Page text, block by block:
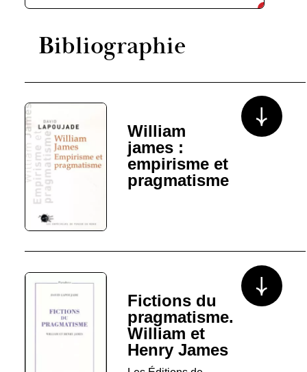
Bibliographie
William
james :
empirisme et
pragmatisme
Voir plus/
Fictions du
pragmatisme.
William et
Henry James
Voir plus/